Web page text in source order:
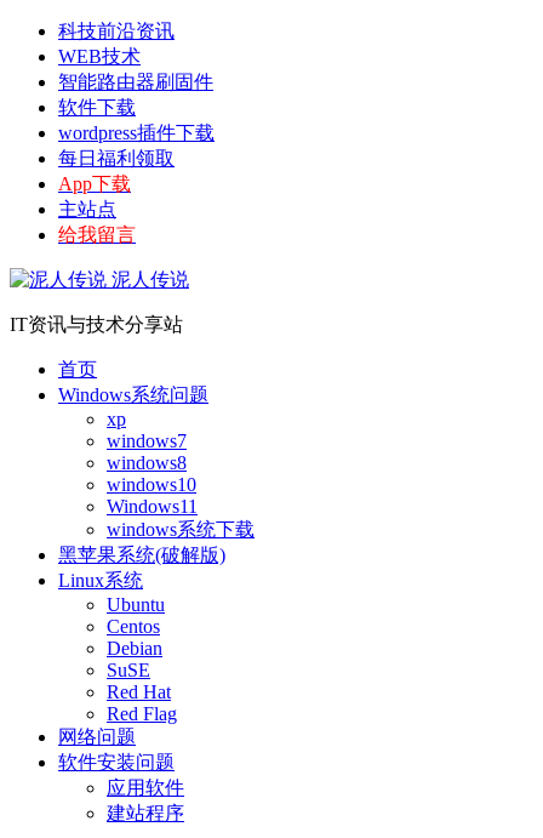
科技前沿资讯
WEB技术
智能路由器刷固件
软件下载
wordpress插件下载
每日福利领取
App下载
主站点
给我留言
泥人传说
IT资讯与技术分享站
首页
Windows系统问题
xp
windows7
windows8
windows10
Windows11
windows系统下载
黑苹果系统(破解版)
Linux系统
Ubuntu
Centos
Debian
SuSE
Red Hat
Red Flag
网络问题
软件安装问题
应用软件
建站程序